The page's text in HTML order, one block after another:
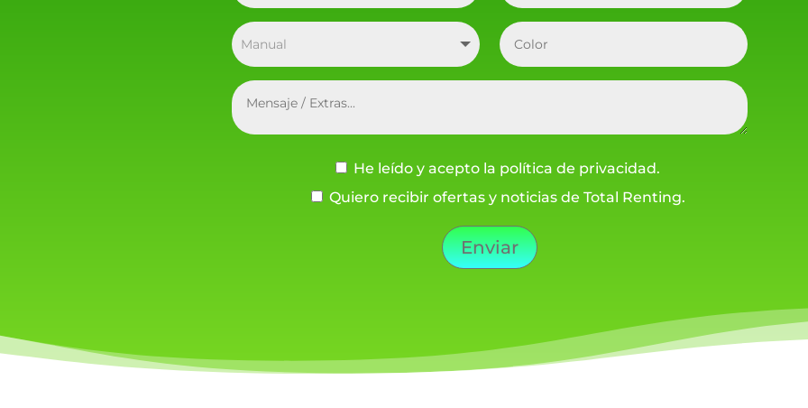
He leído y acepto la política de privacidad.
Quiero recibir ofertas y noticias de Total Renting.
Enviar